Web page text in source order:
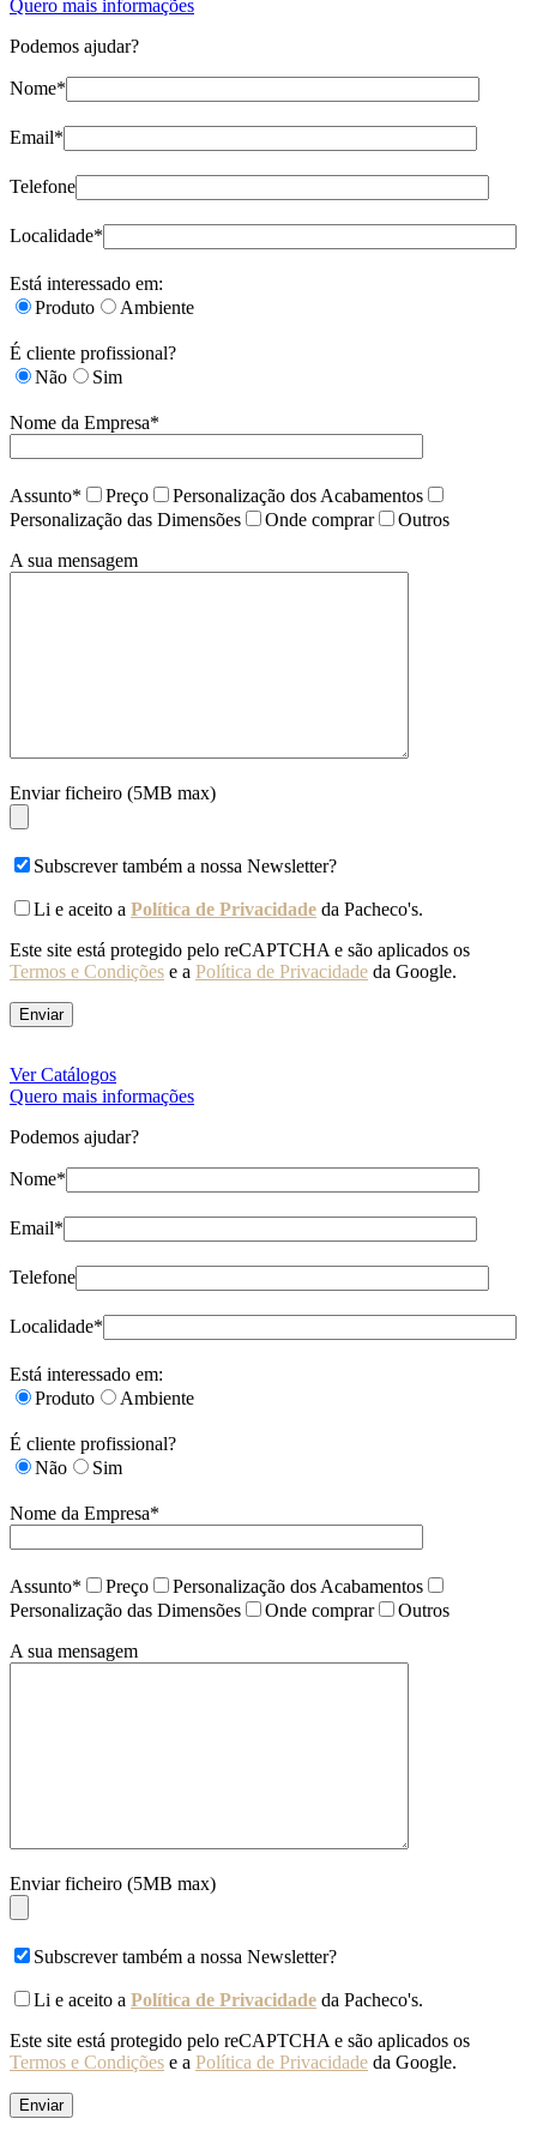
Quero mais informações
Podemos ajudar?
Nome*
Email*
Telefone
Localidade*
Está interessado em:
Produto
Ambiente
É cliente profissional?
Não
Sim
Nome da Empresa*
Assunto* Preço
Personalização dos Acabamentos
Personalização das Dimensões
Onde comprar
Outros
A sua mensagem
Enviar ficheiro (5MB max)
Subscrever também a nossa Newsletter?
Li e aceito a Política de Privacidade da Pacheco's.
Este site está protegido pelo reCAPTCHA e são aplicados os
Termos e Condições e a Política de Privacidade da Google.
Ver Catálogos
Quero mais informações
Podemos ajudar?
Nome*
Email*
Telefone
Localidade*
Está interessado em:
Produto
Ambiente
É cliente profissional?
Não
Sim
Nome da Empresa*
Assunto* Preço
Personalização dos Acabamentos
Personalização das Dimensões
Onde comprar
Outros
A sua mensagem
Enviar ficheiro (5MB max)
Subscrever também a nossa Newsletter?
Li e aceito a Política de Privacidade da Pacheco's.
Este site está protegido pelo reCAPTCHA e são aplicados os
Termos e Condições e a Política de Privacidade da Google.